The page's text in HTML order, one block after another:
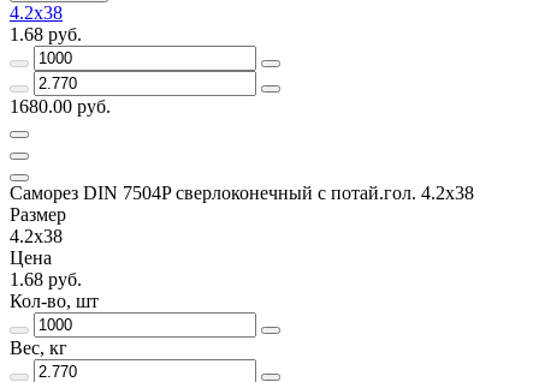
4.2x38
1.68 руб.
1680.00 руб.
Саморез DIN 7504P сверлоконечный с потай.гол. 4.2x38
Размер
4.2x38
Цена
1.68 руб.
Кол-во, шт
Вес, кг